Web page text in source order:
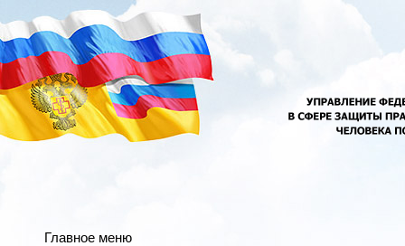
Перейти к основному содержанию
Главное меню